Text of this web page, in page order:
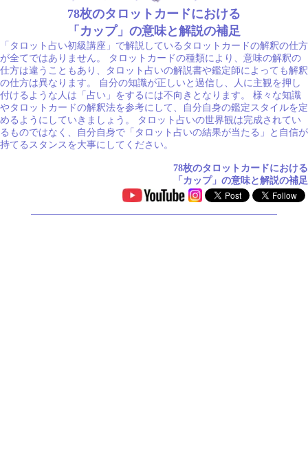
78枚のタロットカードにおける
「カップ」の意味と解説の補足
「タロット占い初級講座」で解説しているタロットカードの解釈の仕方
が全てではありません。 タロットカードの種類により、意味の解釈の
仕方は違うこともあり、タロット占いの解説書や鑑定師によっても解釈
の仕方は異なります。 自分の知識が正しいと過信し、人に主観を押し
付けるような人は「占い」をするには不向きとなります。 様々な知識
やタロットカードの解釈法を参考にして、自分自身の鑑定スタイルを定
めるようにしていきましょう。 タロット占いの世界観は完成されてい
るものではなく、自分自身で「タロット占いの結果が当たる」と自信が
持てるスタンスを大事にしてください。
78枚のタロットカードにおける
「カップ」の意味と解説の補足